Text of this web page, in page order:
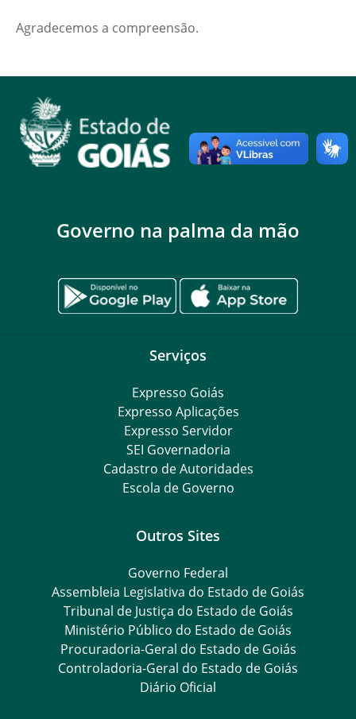
Agradecemos a compreensão.
Governo na palma da mão
Serviços
Expresso Goiás
Expresso Aplicações
Expresso Servidor
SEI Governadoria
Cadastro de Autoridades
Escola de Governo
Outros Sites
Governo Federal
Assembleia Legislativa do Estado de Goiás
Tribunal de Justiça do Estado de Goiás
Ministério Público do Estado de Goiás
Procuradoria-Geral do Estado de Goiás
Controladoria-Geral do Estado de Goiás
Diário Oficial